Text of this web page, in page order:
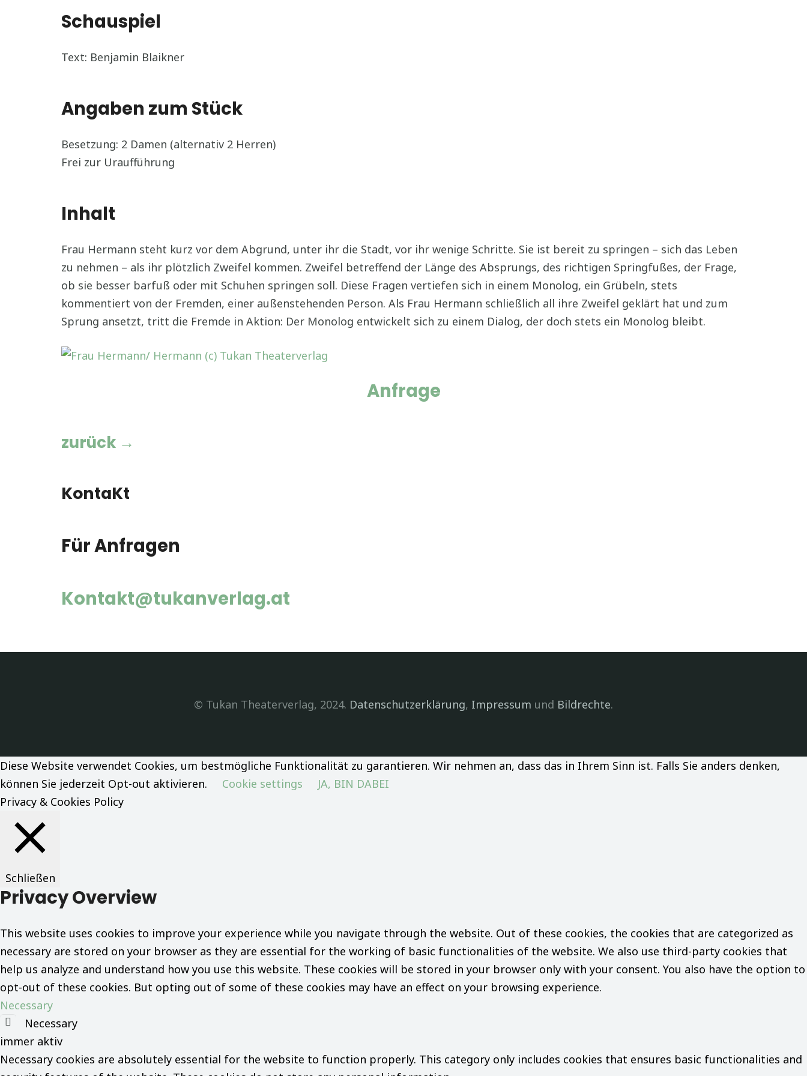
Schauspiel
Text: Benjamin Blaikner
Angaben zum Stück
Besetzung: 2 Damen (alternativ 2 Herren)
Frei zur Uraufführung
Inhalt
Frau Hermann steht kurz vor dem Abgrund, unter ihr die Stadt, vor ihr wenige Schritte. Sie ist bereit zu springen – sich das Leben
zu nehmen – als ihr plötzlich Zweifel kommen. Zweifel betreffend der Länge des Absprungs, des richtigen Springfußes, der Frage,
ob sie besser barfuß oder mit Schuhen springen soll. Diese Fragen vertiefen sich in einem Monolog, ein Grübeln, stets
kommentiert von der Fremden, einer außenstehenden Person. Als Frau Hermann schließlich all ihre Zweifel geklärt hat und zum
Sprung ansetzt, tritt die Fremde in Aktion: Der Monolog entwickelt sich zu einem Dialog, der doch stets ein Monolog bleibt.
Anfrage
zurück →
KontaKt
Für Anfragen
Kontakt@tukanverlag.at​
© Tukan Theaterverlag, 2024. Datenschutzerklärung, Impressum und Bildrechte.
Diese Website verwendet Cookies, um bestmögliche Funktionalität zu garantieren. Wir nehmen an, dass das in Ihrem Sinn ist. Falls Sie anders denken,
können Sie jederzeit Opt-out aktivieren.
Cookie settings
JA, BIN DABEI
Privacy & Cookies Policy
Schließen
Privacy Overview
This website uses cookies to improve your experience while you navigate through the website. Out of these cookies, the cookies that are categorized as
necessary are stored on your browser as they are essential for the working of basic functionalities of the website. We also use third-party cookies that
help us analyze and understand how you use this website. These cookies will be stored in your browser only with your consent. You also have the option to
opt-out of these cookies. But opting out of some of these cookies may have an effect on your browsing experience.
Necessary
Necessary
immer aktiv
Necessary cookies are absolutely essential for the website to function properly. This category only includes cookies that ensures basic functionalities and